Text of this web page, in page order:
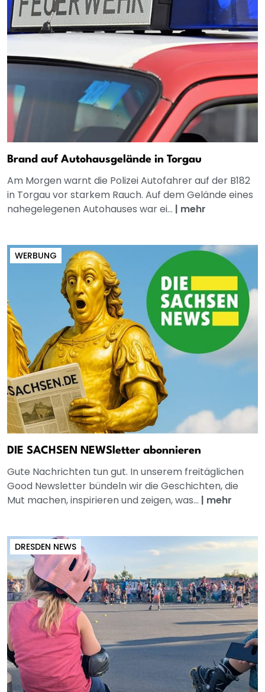
Brand auf Autohausgelände in Torgau
Am Morgen warnt die Polizei Autofahrer auf der B182
in Torgau vor starkem Rauch. Auf dem Gelände eines
nahegelegenen Autohauses war ei... | mehr
WERBUNG
DIE SACHSEN NEWSletter abonnieren
Gute Nachrichten tun gut. In unserem freitäglichen
Good Newsletter bündeln wir die Geschichten, die
Mut machen, inspirieren und zeigen, was... | mehr
DRESDEN NEWS